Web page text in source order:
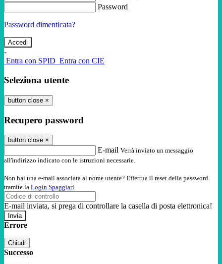
Password
Password dimenticata?
-
Entra con SPID Entra con CIE
Seleziona utente
button close ×
Recupero password
button close ×
E-mail Verrà inviato un messaggio
all'indirizzo indicato con le istruzioni necessarie.
Non hai una e-mail associata al nome utente? Effettua il reset della password
tramite la Login Spaggiari
E-mail inviata, si prega di controllare la casella di posta elettronica!
Errore
Chiudi
Successo